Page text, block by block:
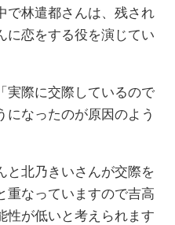
で林遣都さんは、残され
に恋をする役を演じてい
実際に交際しているので
になったのが原因のよう
と北乃きいさんが交際を
重なっていますので吉高
性が低いと考えられます